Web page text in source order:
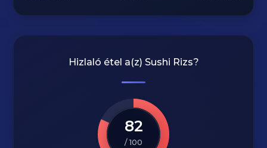
Hizlaló étel a(z) Sushi Rizs?
82
/ 100